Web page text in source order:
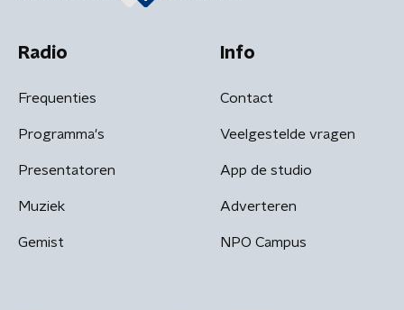
Radio
Frequenties
Programma's
Presentatoren
Muziek
Gemist
Info
Contact
Veelgestelde vragen
App de studio
Adverteren
NPO Campus